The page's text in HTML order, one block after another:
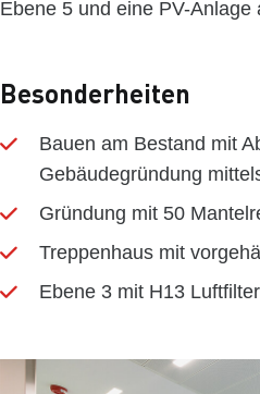
Ebene 5 und eine PV-Anlage
Besonderheiten
Bauen am Bestand mit
Gebäudegründung
Gründung mit 50
Treppenhaus mit
Ebene 3 mit H13